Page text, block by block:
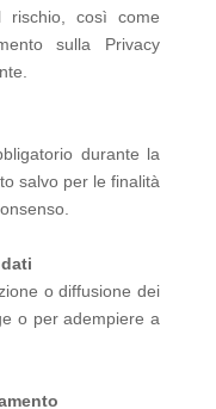
rischio, così come
sulla Privacy
durante la
salvo per le finalità
o diffusione dei
o per adempiere a